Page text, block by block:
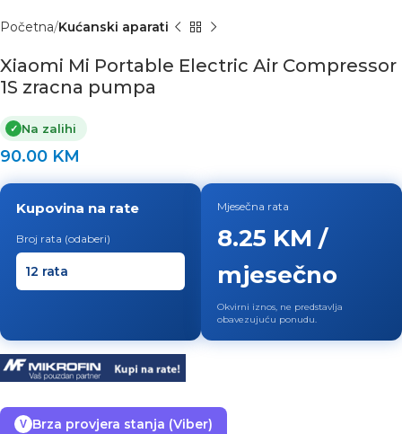
Početna Kućanski aparati
Xiaomi Mi Portable Electric Air Compressor
1S zracna pumpa
✓ Na zalihi
90.00 KM
Kupovina na rate
Broj rata (odaberi)
Mjesečna rata
8.25 KM /
mjesečno
Okvirni iznos, ne predstavlja
obavezujuću ponudu.
V Brza provjera stanja (Viber)